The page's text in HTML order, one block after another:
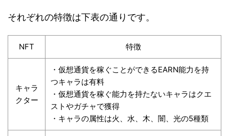
それぞれの特徴は下表の通りです。
NFT 特徴
キャラ
クター
・仮想通貨を稼ぐことができるEARN能力を持
つキャラは有料
・仮想通貨を稼ぐ能力を持たないキャラはクエ
ストやガチャで獲得
・キャラの属性は火、水、木、闇、光の5種類